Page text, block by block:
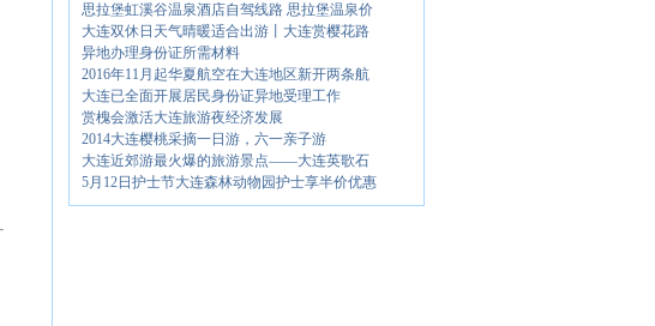
思拉堡虹溪谷温泉酒店自驾线路 思拉堡温泉价
大连双休日天气晴暖适合出游丨大连赏樱花路
异地办理身份证所需材料
2016年11月起华夏航空在大连地区新开两条航
大连已全面开展居民身份证异地受理工作
赏槐会激活大连旅游夜经济发展
2014大连樱桃采摘一日游，六一亲子游
大连近郊游最火爆的旅游景点——大连英歌石
5月12日护士节大连森林动物园护士享半价优惠